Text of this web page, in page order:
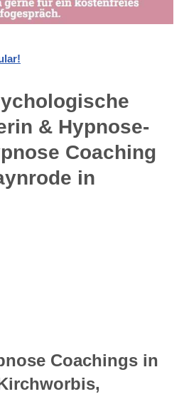
& Hypnose-
Coaching
in
Coachings in